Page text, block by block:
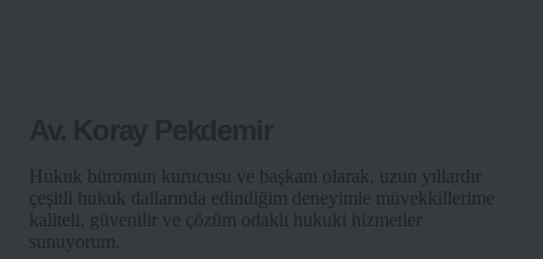
Hukuk büromun kurucusu ve başkanı olarak, uzun yıllardır
çeşitli hukuk dallarında edindiğim deneyimle müvekkillerime
kaliteli, güvenilir ve çözüm odaklı hukuki hizmetler
sunuyorum.